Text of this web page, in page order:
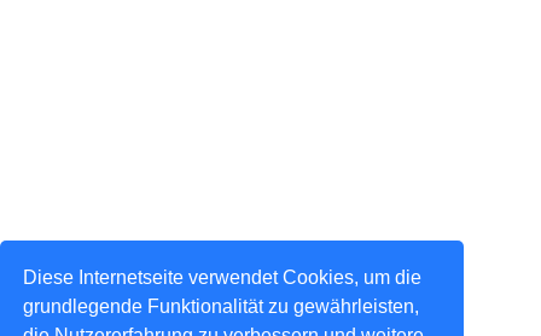
Diese Internetseite verwendet Cookies, um die
grundlegende Funktionalität zu gewährleisten,